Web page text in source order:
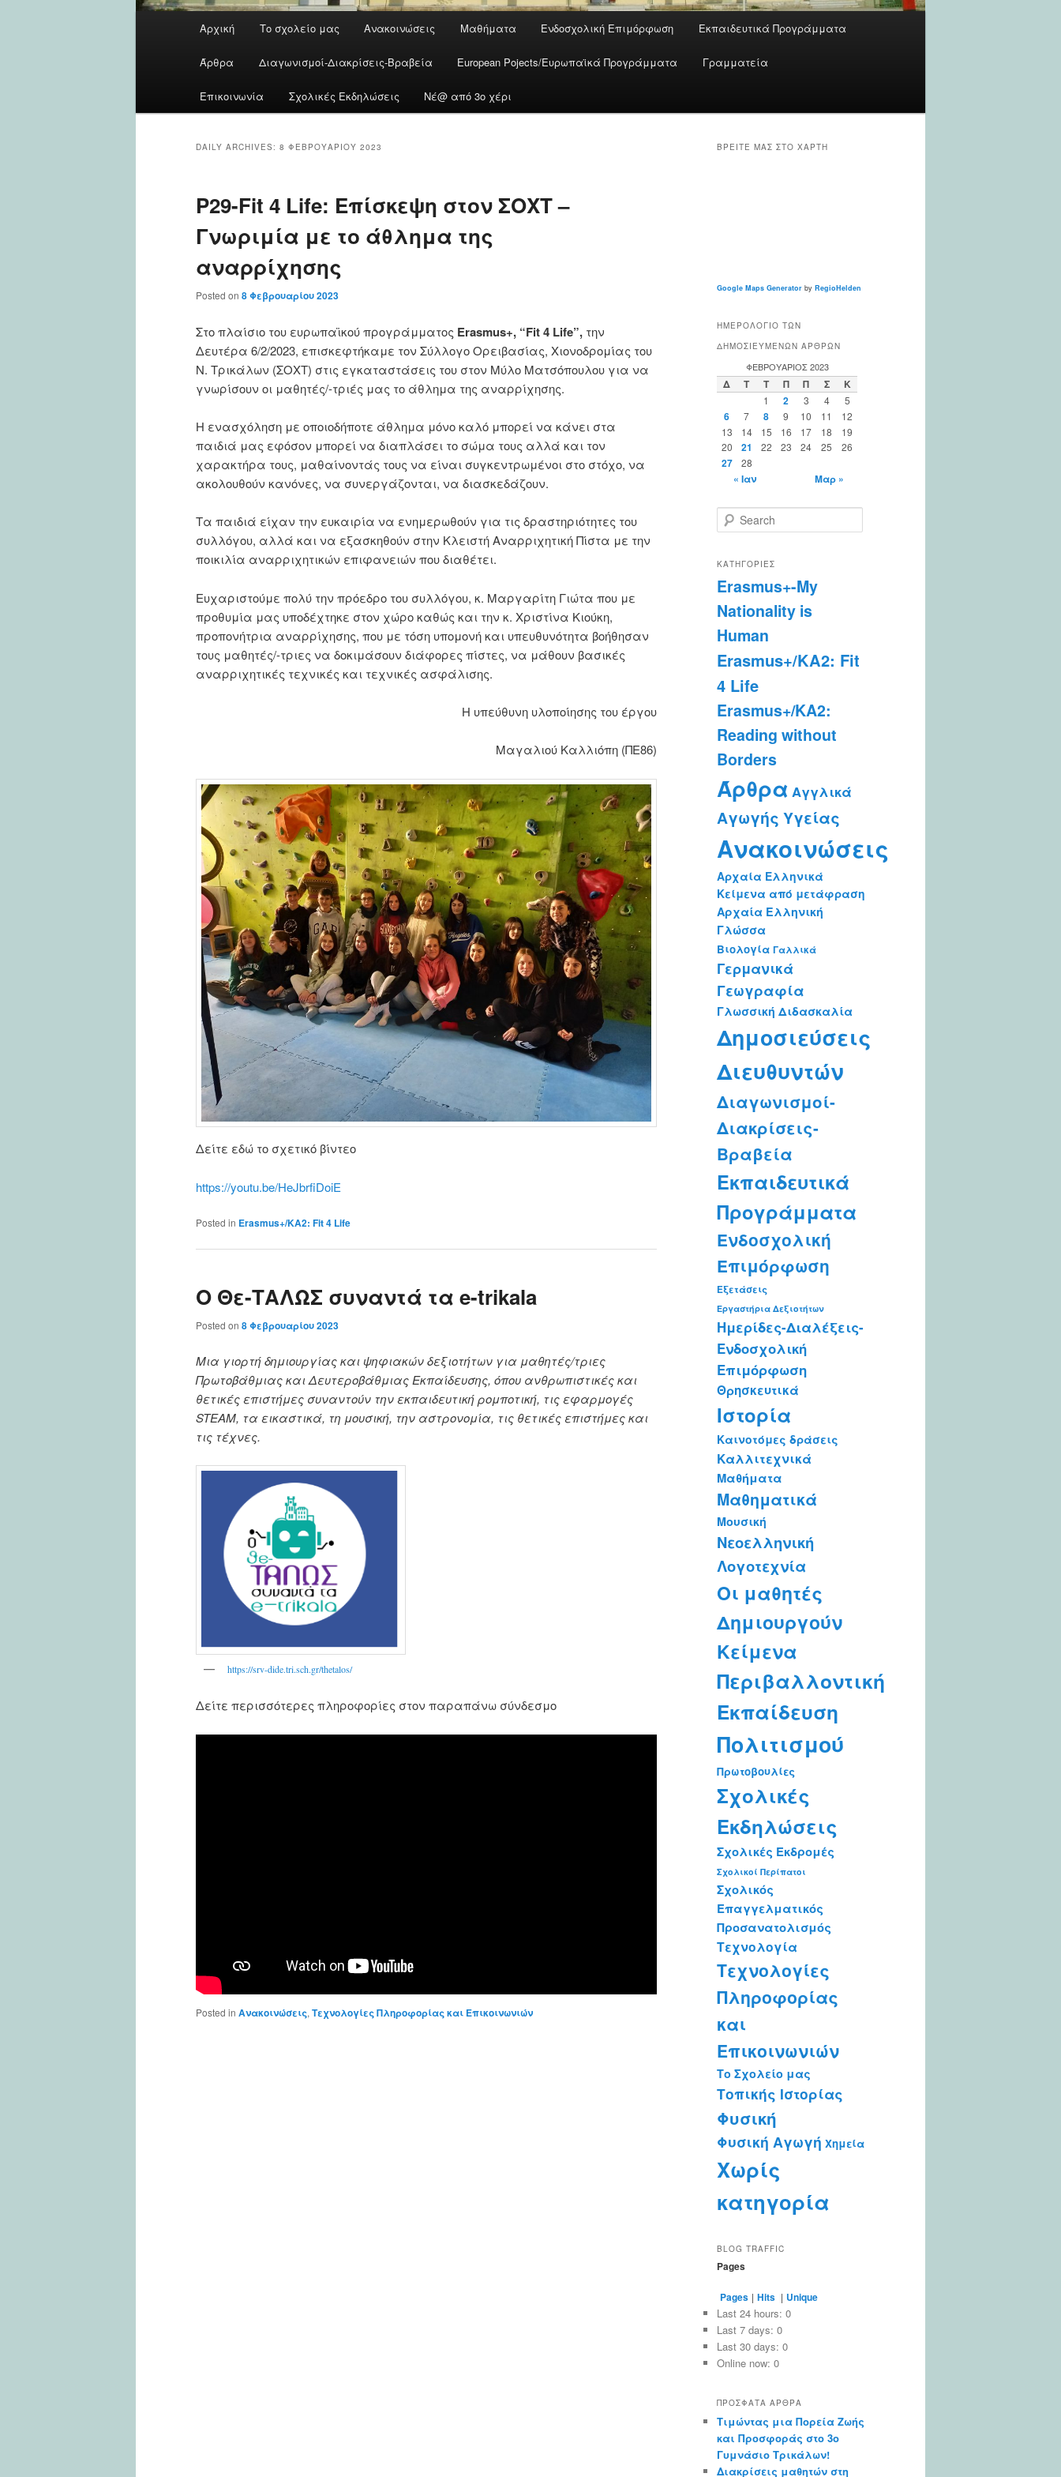
Αρχική Το σχολείο μας Ανακοινώσεις Μαθήματα Ενδοσχολική Επιμόρφωση Εκπαιδευτικά Προγράμματα
Άρθρα Διαγωνισμοί-Διακρίσεις-Βραβεία European Pojects/Ευρωπαϊκά Προγράμματα Γραμματεία
Επικοινωνία Σχολικές Εκδηλώσεις Νέ@ από 3ο χέρι
DAILY ARCHIVES: 8 ΦΕΒΡΟΥΑΡΊΟΥ 2023
P29-Fit 4 Life: Επίσκεψη στον ΣΟΧΤ –
Γνωριμία με το άθλημα της
αναρρίχησης
Posted on 8 Φεβρουαρίου 2023
Στο πλαίσιο του ευρωπαϊκού προγράμματος Erasmus+, “Fit 4 Life”, την
Δευτέρα 6/2/2023, επισκεφτήκαμε τον Σύλλογο Ορειβασίας, Χιονοδρομίας του
Ν. Τρικάλων (ΣΟΧΤ) στις εγκαταστάσεις του στον Μύλο Ματσόπουλου για να
γνωρίσουν οι μαθητές/-τριές μας το άθλημα της αναρρίχησης.
Η ενασχόληση με οποιοδήποτε άθλημα μόνο καλό μπορεί να κάνει στα
παιδιά μας εφόσον μπορεί να διαπλάσει το σώμα τους αλλά και τον
χαρακτήρα τους, μαθαίνοντάς τους να είναι συγκεντρωμένοι στο στόχο, να
ακολουθούν κανόνες, να συνεργάζονται, να διασκεδάζουν.
Τα παιδιά είχαν την ευκαιρία να ενημερωθούν για τις δραστηριότητες του
συλλόγου, αλλά και να εξασκηθούν στην Κλειστή Αναρριχητική Πίστα με την
ποικιλία αναρριχητικών επιφανειών που διαθέτει.
Ευχαριστούμε πολύ την πρόεδρο του συλλόγου, κ. Μαργαρίτη Γιώτα που με
προθυμία μας υποδέχτηκε στον χώρο καθώς και την κ. Χριστίνα Κιούκη,
προπονήτρια αναρρίχησης, που με τόση υπομονή και υπευθυνότητα βοήθησαν
τους μαθητές/-τριες να δοκιμάσουν διάφορες πίστες, να μάθουν βασικές
αναρριχητικές τεχνικές και τεχνικές ασφάλισης.
Η υπεύθυνη υλοποίησης του έργου
Μαγαλιού Καλλιόπη (ΠΕ86)
Δείτε εδώ το σχετικό βίντεο
https://youtu.be/HeJbrfiDoiE
Posted in Erasmus+/KA2: Fit 4 Life
O Θε-ΤΑΛΩΣ συναντά τα e-trikala
Posted on 8 Φεβρουαρίου 2023
Μια γιορτή δημιουργίας και ψηφιακών δεξιοτήτων για μαθητές/τριες
Πρωτοβάθμιας και Δευτεροβάθμιας Εκπαίδευσης, όπου ανθρωπιστικές και
θετικές επιστήμες συναντούν την εκπαιδευτική ρομποτική, τις εφαρμογές
STEAM, τα εικαστικά, τη μουσική, την αστρονομία, τις θετικές επιστήμες και
τις τέχνες.
https://srv-dide.tri.sch.gr/thetalos/
Δείτε περισσότερες πληροφορίες στον παραπάνω σύνδεσμο
Posted in Ανακοινώσεις, Τεχνολογίες Πληροφορίας και Επικοινωνιών
ΒΡΕΊΤΕ ΜΑΣ ΣΤΟ ΧΆΡΤΗ
Google Maps Generator by RegioHelden
ΗΜΕΡΟΛΌΓΙΟ ΤΩΝ
ΔΗΜΟΣΙΕΥΜΈΝΩΝ ΆΡΘΡΩΝ
ΦΕΒΡΟΥΆΡΙΟΣ 2023
Δ Τ Τ Π Π Σ Κ
1 2 3 4 5
6 7 8 9 10 11
12
13
14 15 16 17 18
19
20
21 22 23 24 25 26
27 28
« Ιαν Μαρ »
e
r
h
ΚΑΤΗΓΟΡΊΕΣ
Erasmus+-My
Nationality is
Human
Erasmus+/KA2: Fit
4 Life
Erasmus+/KA2:
Reading without
Borders
Άρθρα Αγγλικά
Αγωγής Υγείας
Ανακοινώσεις
Αρχαία Ελληνικά
Κείμενα από μετάφραση
Αρχαία Ελληνική
Γλώσσα
Βιολογία Γαλλικά
Γερμανικά
Γεωγραφία
Γλωσσική Διδασκαλία
Δημοσιεύσεις
Διευθυντών
Διαγωνισμοί-
Διακρίσεις-
Βραβεία
Εκπαιδευτικά
Προγράμματα
Ενδοσχολική
Επιμόρφωση
Εξετάσεις
Εργαστήρια Δεξιοτήτων
Ημερίδες-Διαλέξεις-
Ενδοσχολική
Επιμόρφωση
Θρησκευτικά
Ιστορία
Καινοτόμες δράσεις
Καλλιτεχνικά
Μαθήματα
Μαθηματικά
Μουσική
Νεοελληνική
Λογοτεχνία
Οι μαθητές
Δημιουργούν
Κείμενα
Περιβαλλοντική
Εκπαίδευση
Πολιτισμού
Πρωτοβουλίες
Σχολικές
Εκδηλώσεις
Σχολικές Εκδρομές
Σχολικοί Περίπατοι
Σχολικός
Επαγγελματικός
Προσανατολισμός
Τεχνολογία
Τεχνολογίες
Πληροφορίας
και
Επικοινωνιών
Το Σχολείο μας
Τοπικής Ιστορίας
Φυσική
Φυσική Αγωγή Χημεία
Χωρίς
κατηγορία
BLOG TRAFFIC
Pages
Pages | Hits | Unique
Last 24 hours: 0
Last 7 days: 0
Last 30 days: 0
Online now: 0
ΠΡΌΣΦΑΤΑ ΆΡΘΡΑ
Τιμώντας μια Πορεία Ζωής
και Προσφοράς στο 3ο
Γυμνάσιο Τρικάλων!
Διακρίσεις μαθητών στη